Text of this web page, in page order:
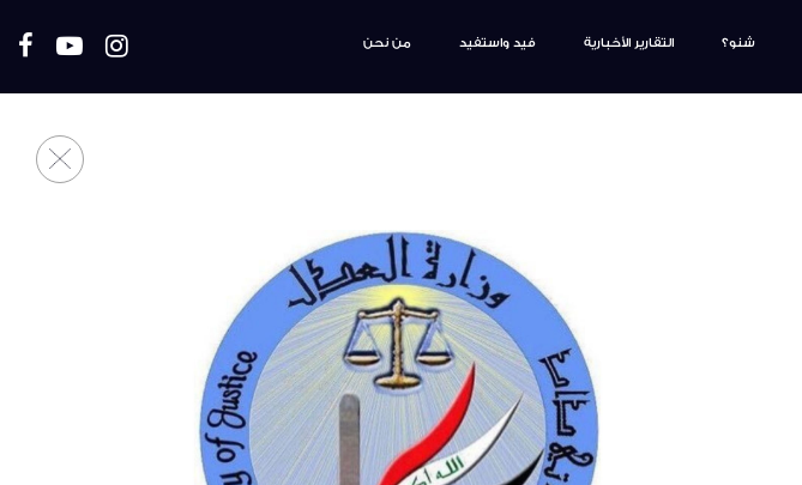
شنو؟ التقارير الأخبارية فيد واستفيد من نحن